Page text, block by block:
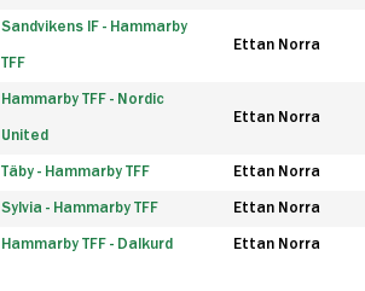
Sandvikens IF - Hammarby
TFF
Ettan Norra
Hammarby TFF - Nordic
United
Ettan Norra
Täby - Hammarby TFF Ettan Norra
Sylvia - Hammarby TFF Ettan Norra
Hammarby TFF - Dalkurd Ettan Norra